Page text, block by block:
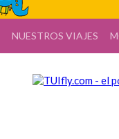
NUESTROS VIAJES